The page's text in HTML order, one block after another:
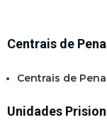
Centrais de
Centrais de
Unidades